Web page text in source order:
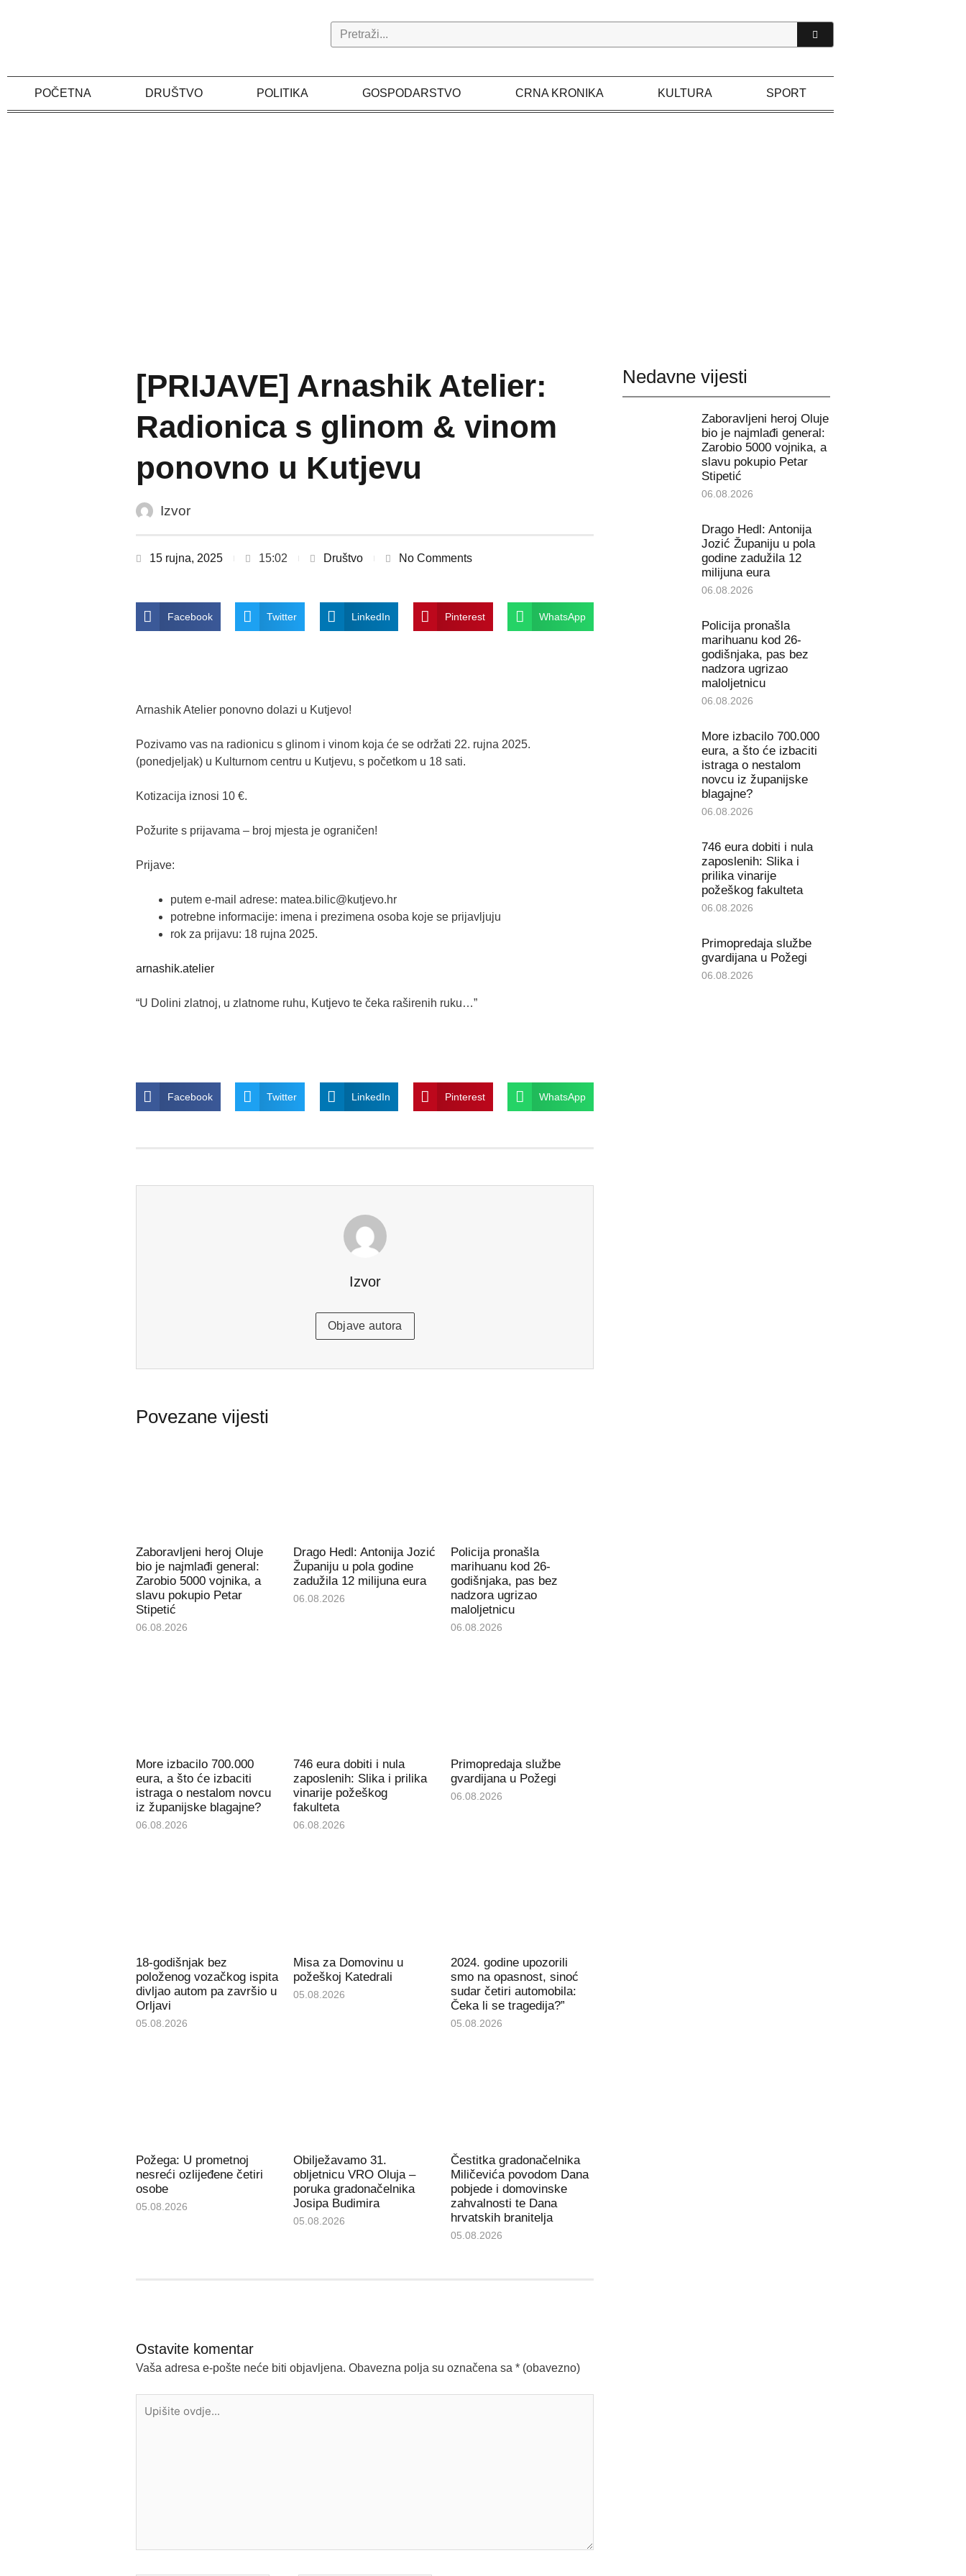
Search
POČETNA DRUŠTVO POLITIKA GOSPODARSTVO CRNA KRONIKA KULTURA SPORT
[PRIJAVE] Arnashik Atelier:
Radionica s glinom & vinom
ponovno u Kutjevu
Izvor
15 rujna, 2025 15:02 Društvo No Comments
Facebook Twitter LinkedIn Pinterest WhatsApp
Arnashik Atelier ponovno dolazi u Kutjevo!
Pozivamo vas na radionicu s glinom i vinom koja će se održati 22. rujna 2025.
(ponedjeljak) u Kulturnom centru u Kutjevu, s početkom u 18 sati.
Kotizacija iznosi 10 €.
Požurite s prijavama – broj mjesta je ograničen!
Prijave:
putem e-mail adrese: matea.bilic@kutjevo.hr
potrebne informacije: imena i prezimena osoba koje se prijavljuju
rok za prijavu: 18 rujna 2025.
arnashik.atelier
“U Dolini zlatnoj, u zlatnome ruhu, Kutjevo te čeka raširenih ruku…”
Facebook Twitter LinkedIn Pinterest WhatsApp
Izvor
Objave autora
Povezane vijesti
Zaboravljeni heroj Oluje
bio je najmlađi general:
Zarobio 5000 vojnika, a
slavu pokupio Petar
Stipetić
06.08.2026
Drago Hedl: Antonija Jozić
Županiju u pola godine
zadužila 12 milijuna eura
06.08.2026
Policija pronašla
marihuanu kod 26-
godišnjaka, pas bez
nadzora ugrizao
maloljetnicu
06.08.2026
More izbacilo 700.000
eura, a što će izbaciti
istraga o nestalom novcu
iz županijske blagajne?
06.08.2026
746 eura dobiti i nula
zaposlenih: Slika i prilika
vinarije požeškog
fakulteta
06.08.2026
Primopredaja službe
gvardijana u Požegi
06.08.2026
18-godišnjak bez
položenog vozačkog ispita
divljao autom pa završio u
Orljavi
05.08.2026
Misa za Domovinu u
požeškoj Katedrali
05.08.2026
2024. godine upozorili
smo na opasnost, sinoć
sudar četiri automobila:
Čeka li se tragedija?”
05.08.2026
Požega: U prometnoj
nesreći ozlijeđene četiri
osobe
05.08.2026
Obilježavamo 31.
obljetnicu VRO Oluja –
poruka gradonačelnika
Josipa Budimira
05.08.2026
Čestitka gradonačelnika
Miličevića povodom Dana
pobjede i domovinske
zahvalnosti te Dana
hrvatskih branitelja
05.08.2026
Ostavite komentar
Vaša adresa e-pošte neće biti objavljena. Obavezna polja su označena sa * (obavezno)
ovdje...
Nedavne vijesti
Zaboravljeni heroj Oluje
bio je najmlađi general:
Zarobio 5000 vojnika, a
slavu pokupio Petar
Stipetić
06.08.2026
Drago Hedl: Antonija
Jozić Županiju u pola
godine zadužila 12
milijuna eura
06.08.2026
Policija pronašla
marihuanu kod 26-
godišnjaka, pas bez
nadzora ugrizao
maloljetnicu
06.08.2026
More izbacilo 700.000
eura, a što će izbaciti
istraga o nestalom
novcu iz županijske
blagajne?
06.08.2026
746 eura dobiti i nula
zaposlenih: Slika i
prilika vinarije
požeškog fakulteta
06.08.2026
Primopredaja službe
gvardijana u Požegi
06.08.2026